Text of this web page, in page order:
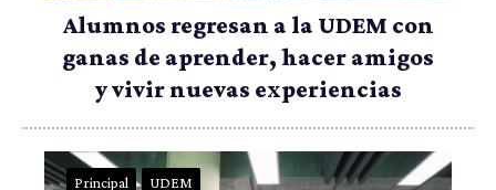
Alumnos regresan a la UDEM con
ganas de aprender, hacer amigos
y vivir nuevas experiencias
Principal UDEM